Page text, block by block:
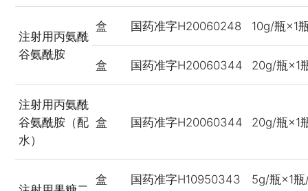
注射用丙氨酰
谷氨酰胺
盒 国药准字H20060248 10g/瓶×1
盒 国药准字H20060344 20g/瓶×1
注射用丙氨酰
谷氨酰胺（配
水）
盒 国药准字H20060344 20g/瓶×1
盒 国药准字H10950343 5g/瓶×1